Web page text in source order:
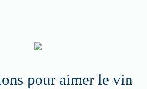
pour aimer le vin